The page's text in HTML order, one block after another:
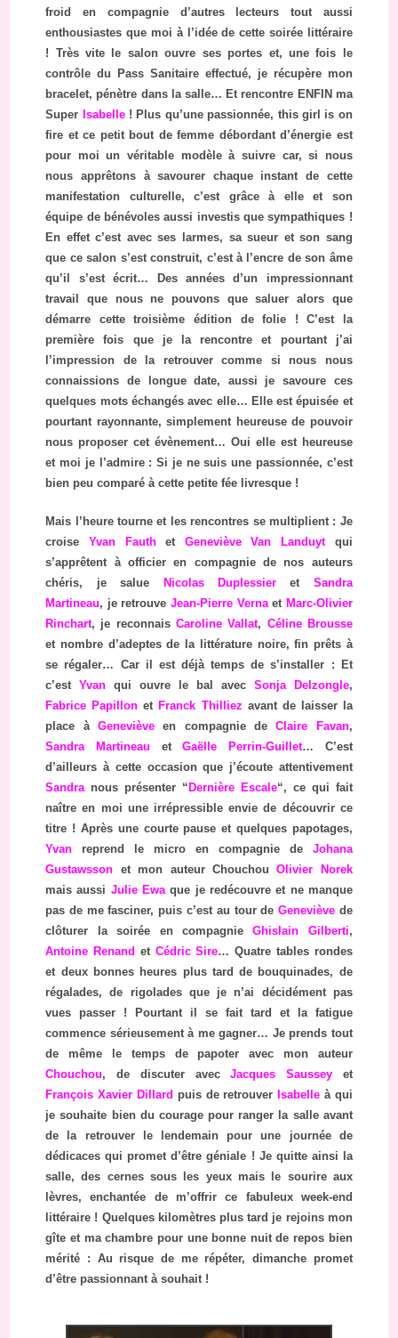
froid en compagnie d’autres lecteurs tout aussi
enthousiastes que moi à l’idée de cette soirée littéraire
! Très vite le salon ouvre ses portes et, une fois le
contrôle du Pass Sanitaire effectué, je récupère mon
bracelet, pénètre dans la salle… Et rencontre ENFIN ma
Super Isabelle! Plus qu’une passionnée, this girl is on
fire et ce petit bout de femme débordant d’énergie est
pour moi un véritable modèle à suivre car, si nous
nous apprêtons à savourer chaque instant de cette
manifestation culturelle, c’est grâce à elle et son
équipe de bénévoles aussi investis que sympathiques !
En effet c’est avec ses larmes, sa sueur et son sang
que ce salon s’est construit, c’est à l’encre de son âme
qu’il s’est écrit… Des années d’un impressionnant
travail que nous ne pouvons que saluer alors que
démarre cette troisième édition de folie ! C’est la
première fois que je la rencontre et pourtant j’ai
l’impression de la retrouver comme si nous nous
connaissions de longue date, aussi je savoure ces
quelques mots échangés avec elle… Elle est épuisée et
pourtant rayonnante, simplement heureuse de pouvoir
nous proposer cet évènement… Oui elle est heureuse
et moi je l’admire : Si je ne suis une passionnée, c’est
bien peu comparé à cette petite fée livresque !
Mais l’heure tourne et les rencontres se multiplient : Je
croise Yvan Fauthet Geneviève Van Landuytqui
s’apprêtent à officier en compagnie de nos auteurs
chéris, je salue
Nicolas Duplessieret Sandra
Martineau, je retrouve Jean-Pierre Vernaet Marc-Olivier
Rinchart, je reconnais Caroline Vallat, Céline Brousse
et nombre d’adeptes de la littérature noire, fin prêts à
se régaler… Car il est déjà temps de s’installer : Et
c’estYvan qui ouvre le bal avec Sonja Delzongle,
Fabrice Papillon et Franck Thilliez avant de laisser la
place à Genevièveen compagnie deClaire Favan,
Sandra Martineau etGaëlle Perrin-Guillet… C’est
d’ailleurs à cette occasion que j’écoute attentivement
Sandranous présenter “ Dernière Escale“, ce qui fait
naître en moi une irrépressible envie de découvrir ce
titre ! Après une courte pause et quelques papotages,
Yvan reprend le micro en compagnie de Johana
Gustawsson et mon auteur ChouchouOlivier Norek
mais aussi Julie Ewaque je redécouvre et ne manque
pas de me fasciner, puis c’est au tour deGeneviève de
clôturer la soirée en compagnieGhislain Gilberti,
Antoine Renand et Cédric Sire… Quatre tables rondes
et deux bonnes heures plus tard de bouquinades, de
régalades, de rigolades que je n’ai décidément pas
vues passer ! Pourtant il se fait tard et la fatigue
commence sérieusement à me gagner… Je prends tout
de même le temps de papoter avec mon auteur
Chouchou, de discuter avecJacques Saussey et
François Xavier Dillard puis de retrouver Isabelle à qui
je souhaite bien du courage pour ranger la salle avant
de la retrouver le lendemain pour une journée de
dédicaces qui promet d’être géniale ! Je quitte ainsi la
salle, des cernes sous les yeux mais le sourire aux
lèvres, enchantée de m’offrir ce fabuleux week-end
littéraire ! Quelques kilomètres plus tard je rejoins mon
gîte et ma chambre pour une bonne nuit de repos bien
mérité : Au risque de me répéter, dimanche promet
d’être passionnant à souhait !